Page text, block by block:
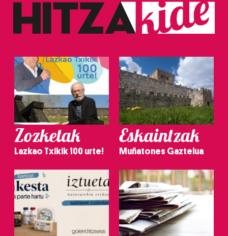
Zozketak
Lazkao Txikik 100 urte!
Eskaintzak
Muñatones Gaztelua